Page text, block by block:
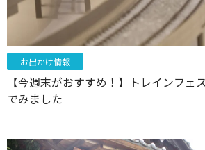
お出かけ情報
【今週末がおすすめ！】トレインフェ
でみました